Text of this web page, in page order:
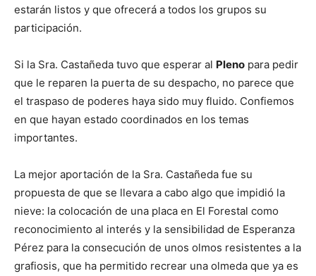
estarán listos y que ofrecerá a todos los grupos su
participación.
Si la Sra. Castañeda tuvo que esperar al Pleno para pedir
que le reparen la puerta de su despacho, no parece que
el traspaso de poderes haya sido muy fluido. Confiemos
en que hayan estado coordinados en los temas
importantes.
La mejor aportación de la Sra. Castañeda fue su
propuesta de que se llevara a cabo algo que impidió la
nieve: la colocación de una placa en El Forestal como
reconocimiento al interés y la sensibilidad de Esperanza
Pérez para la consecución de unos olmos resistentes a la
grafiosis, que ha permitido recrear una olmeda que ya es